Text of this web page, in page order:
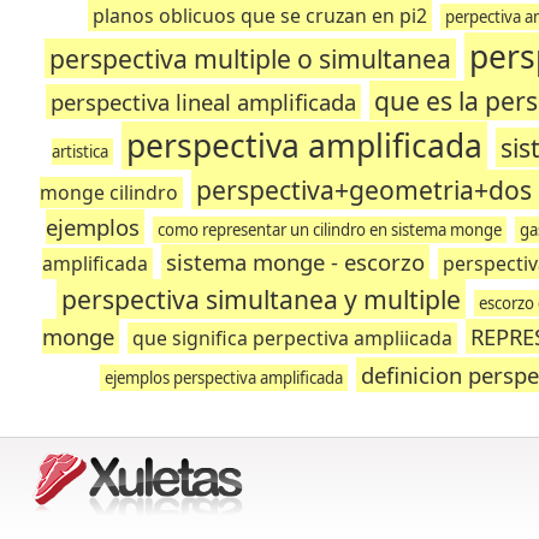
planos oblicuos que se cruzan en pi2 perpectiva
perspectiva multiple o simultanea
perspectiva lineal amplificada que es la
artistica perspectiva amplificada
monge cilindro
ejemplos
como representar un cilindro en sistema monge
amplificada
sistema monge - escorzo
perspectiva simultanea y multiple
monge
que significa perpectiva ampliicada
ejemplos perspectiva amplificada definicion